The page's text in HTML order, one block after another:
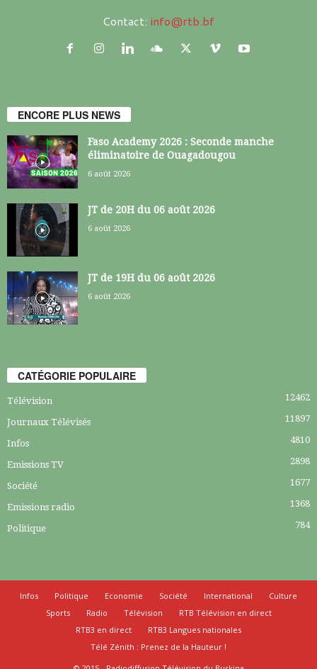
Contact: info@rtb.bf
ENCORE PLUS NEWS
Faso Academy 2026 : Seconde manche
éliminatoire de Ouagadougou
6 août 2026
JT de 20H du 06 août 2026
6 août 2026
JT de 19H du 06 août 2026
6 août 2026
CATÉGORIE POPULAIRE
Télévision 12462
Journaux Télévisés 11897
Infos 4810
Emissions TV 2898
Société 1677
Emissions radio 1368
Politique 784
Infos Politique Economie Société International
Culture
Sports
Radio Télévision
RTB Télévision en direct
RTB3 en direct
RTB3 Langues nationales
Télé Zénith : Prenez de la Hauteur !